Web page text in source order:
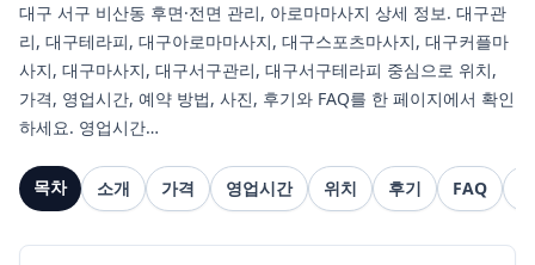
대구 서구 비산동 후면·전면 관리, 아로마마사지 상세 정보. 대구관
리, 대구테라피, 대구아로마마사지, 대구스포츠마사지, 대구커플마
사지, 대구마사지, 대구서구관리, 대구서구테라피 중심으로 위치,
가격, 영업시간, 예약 방법, 사진, 후기와 FAQ를 한 페이지에서 확인
하세요. 영업시간…
목차 소개 가격 영업시간 위치 후기 FAQ